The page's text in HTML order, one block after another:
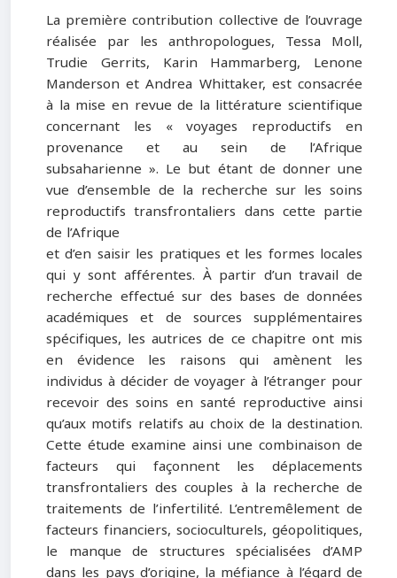
La première contribution collective de l’ouvrage
réalisée par les anthropologues, Tessa Moll,
Trudie Gerrits, Karin Hammarberg, Lenone
Manderson et Andrea Whittaker, est consacrée
à la mise en revue de la littérature scientifique
concernant les « voyages reproductifs en
provenance et au sein de l’Afrique
subsaharienne ». Le but étant de donner une
vue d’ensemble de la recherche sur les soins
reproductifs transfrontaliers dans cette partie
de l’Afrique
et d’en saisir les pratiques et les formes locales
qui y sont afférentes. À partir d’un travail de
recherche effectué sur des bases de données
académiques et de sources supplémentaires
spécifiques, les autrices de ce chapitre ont mis
en évidence les raisons qui amènent les
individus à décider de voyager à l’étranger pour
recevoir des soins en santé reproductive ainsi
qu’aux motifs relatifs au choix de la destination.
Cette étude examine ainsi une combinaison de
facteurs qui façonnent les déplacements
transfrontaliers des couples à la recherche de
traitements de l’infertilité. L’entremêlement de
facteurs financiers, socioculturels, géopolitiques,
le manque de structures spécialisées d’AMP